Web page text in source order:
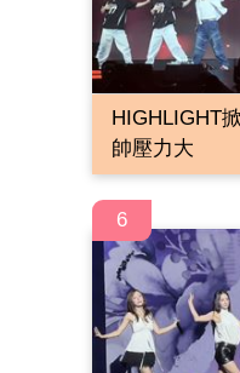
HIGHLIGHT
帥壓力大
6